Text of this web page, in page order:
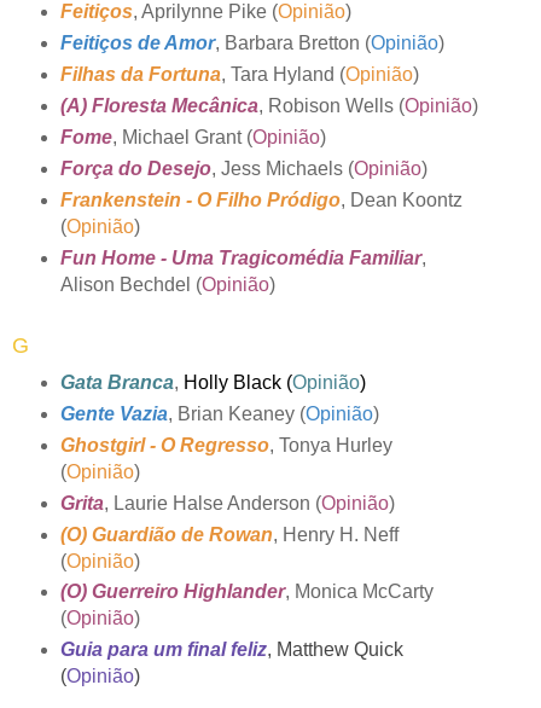
Feitiços, Aprilynne Pike (Opinião)
Feitiços de Amor, Barbara Bretton (Opinião)
Filhas da Fortuna, Tara Hyland (Opinião)
(A) Floresta Mecânica, Robison Wells (Opinião)
Fome, Michael Grant (Opinião)
Força do Desejo, Jess Michaels (Opinião)
Frankenstein - O Filho Pródigo, Dean Koontz
(Opinião)
Fun Home - Uma Tragicomédia Familiar,
Alison Bechdel (Opinião)
G
Gata Branca, Holly Black (Opinião)
Gente Vazia, Brian Keaney (Opinião)
Ghostgirl - O Regresso, Tonya Hurley
(Opinião)
Grita, Laurie Halse Anderson (Opinião)
(O) Guardião de Rowan, Henry H. Neff
(Opinião)
(O) Guerreiro Highlander, Monica McCarty
(Opinião)
Guia para um final feliz, Matthew Quick
(Opinião)